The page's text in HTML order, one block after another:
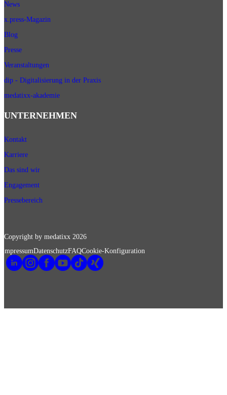
News
x.press-Magazin
Blog
Presse
Veranstaltungen
dip - Digitalisierung in der Praxis
medatixx-akademie
UNTERNEHMEN
Kontakt
Karriere
Das sind wir
Engagement
Pressebereich
Copyright by medatixx 2026
ImpressumDatenschutzFAQCookie-Konfiguration